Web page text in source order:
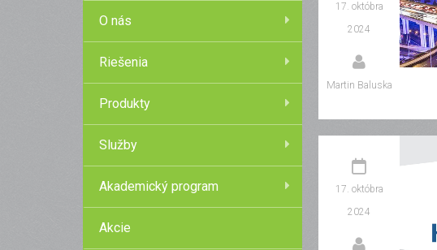
O nás
Riešenia
Produkty
Služby
Akademický program
Akcie
17. októbra
2024
Martin Baluska
17. októbra
2024